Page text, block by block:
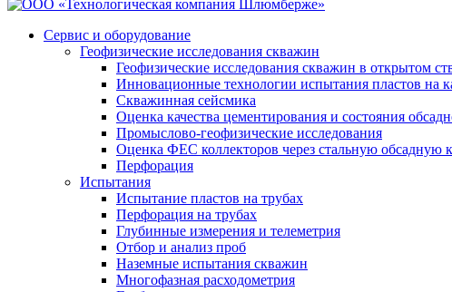
Сервис и оборудование
Геофизические исследования скважин
Геофизические исследования скважин в открытом
Инновационные технологии испытания пластов на
Скважинная сейсмика
Оценка качества цементирования и состояния
Промыслово-геофизические исследования
Оценка ФЕС коллекторов через стальную
Перфорация
Испытания
Испытание пластов на трубах
Перфорация на трубах
Глубинные измерения и телеметрия
Отбор и анализ проб
Наземные испытания скважин
Многофазная расходометрия